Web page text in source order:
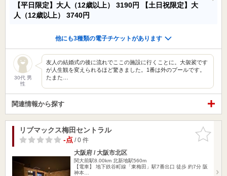
【平日限定】大人（12歳以上） 3190円
【土日祝限定】大
人（12歳以上） 3740円
他にも3種類の電子チケットがあります
30代 男
性
友人の結婚式の後に流れでここの施設に行くことに。大袈裟です
が人生観を変えられるほど驚きました。1番は外のプールです。
たまた…
関連情報から探す
お気に入
りに追加
リブマックス梅田セントラル
-点/ 0 件
大阪府 / 大阪市北区
関大前駅8.00km 北新地駅560m
【電車】 地下鉄谷町線「東梅田」駅7番出口 徒歩 約7分 阪
神本…